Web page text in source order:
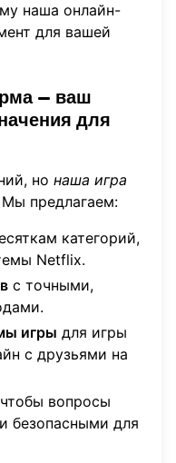
наша онлайн-
для вашей
— ваш
для
но наша игра
Мы предлагаем:
категорий,
Netflix.
с точными,
игры для игры
с друзьями на
вопросы
безопасными для